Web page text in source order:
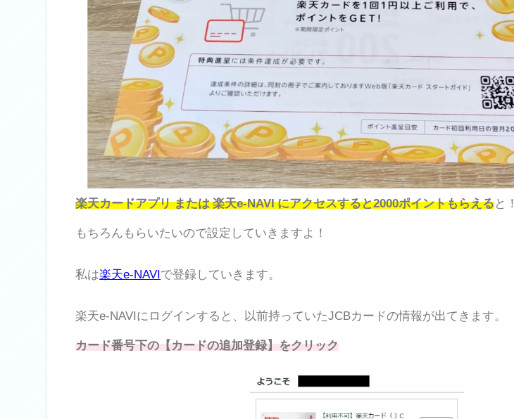
楽天カードアプリ または 楽天e-NAVI にアクセスすると2000ポイントもらえると！
もちろんもらいたいので設定していきますよ！
私は楽天e-NAVIで登録していきます。
楽天e-NAVIにログインすると、以前持っていたJCBカードの情報が出てきます。
カード番号下の【カードの追加登録】をクリック